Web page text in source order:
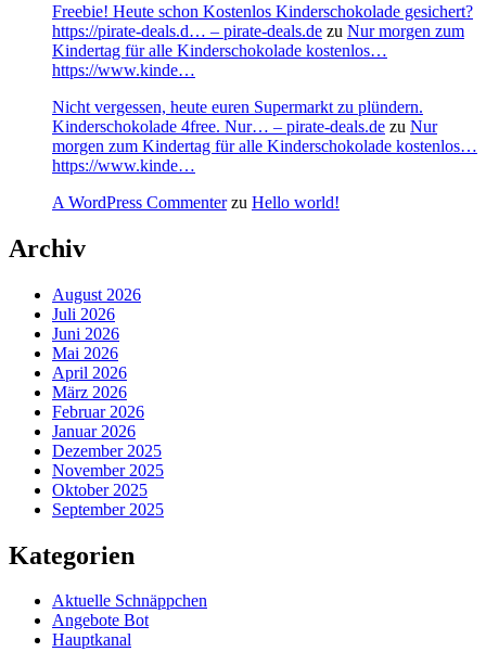
Freebie! Heute schon Kostenlos Kinderschokolade gesichert?
https://pirate-deals.d… – pirate-deals.de zu Nur morgen zum
Kindertag für alle Kinderschokolade kostenlos…
https://www.kinde…
Nicht vergessen, heute euren Supermarkt zu plündern.
Kinderschokolade 4free. Nur… – pirate-deals.de zu Nur
morgen zum Kindertag für alle Kinderschokolade kostenlos…
https://www.kinde…
A WordPress Commenterzu Hello world!
Archiv
August 2026
Juli 2026
Juni 2026
Mai 2026
April 2026
März 2026
Februar 2026
Januar 2026
Dezember 2025
November 2025
Oktober 2025
September 2025
Kategorien
Aktuelle Schnäppchen
Angebote Bot
Hauptkanal